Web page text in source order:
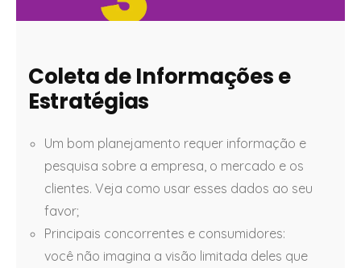
Coleta de Informações e
Estratégias
Um bom planejamento requer informação e
pesquisa sobre a empresa, o mercado e os
clientes. Veja como usar esses dados ao seu
favor;
Principais concorrentes e consumidores:
você não imagina a visão limitada deles que